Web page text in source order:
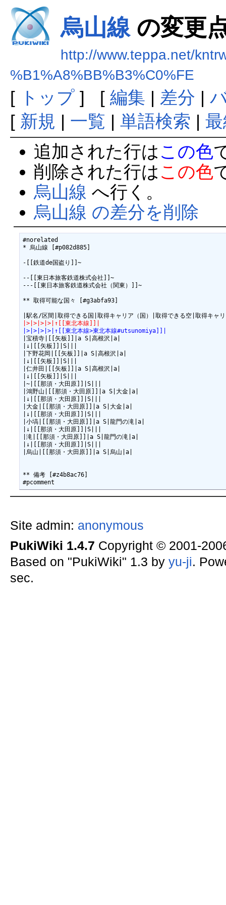
烏山線の変更
http://www.teppa.net/
%B1%A8%BB%B3%C0%FE
[ トップ] [ 編集 | 差分 |
[ 新規 | 一覧 | 単語検索 |
追加された行は この色
削除された行は この色
烏山線 へ行く。
烏山線 の差分を削除
#norelated
* 烏山線 [#p082d885]
-[[鉄道de国盗り]]~
--[[東日本旅客鉄道株式会社]]~
---[[東日本旅客鉄道株式会社（関東）]]~
** 取得可能な国々 [#g3abfa93]
|>|>|>|>|↑[[東北本線]]|
|>|>|>|>|↑[[東北本線>東北本線#utsunomiya]]|
|宝積寺|[[矢板]]|a S|高根沢|a|
|↓|[[矢板]]|S|||
|下野花岡|[[矢板]]|a S|高根沢|a|
|↓|[[矢板]]|S|||
|仁井田|[[矢板]]|a S|高根沢|a|
|↓|[[矢板]]|S|||
|~|[[那須・大田原]]|S|||
|鴻野山|[[那須・大田原]]|a S|大金|a|
|↓|[[那須・大田原]]|S|||
|大金|[[那須・大田原]]|a S|大金|a|
|↓|[[那須・大田原]]|S|||
|小塙|[[那須・大田原]]|a S|龍門の滝|a|
|↓|[[那須・大田原]]|S|||
|滝|[[那須・大田原]]|a S|龍門の滝|a|
|↓|[[那須・大田原]]|S|||
|烏山|[[那須・大田原]]|a S|烏山|a|
** 備考 [#z4b8ac76]
Site admin: anonymous
PukiWiki 1.4.7 Copyright © 2001-
Based on "PukiWiki" 1.3 by yu-ji.
sec.